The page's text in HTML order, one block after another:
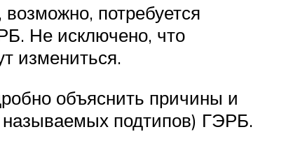
потребуется
Не исключено, что
измениться.
объяснить причины и
называемых подтипов) ГЭРБ.